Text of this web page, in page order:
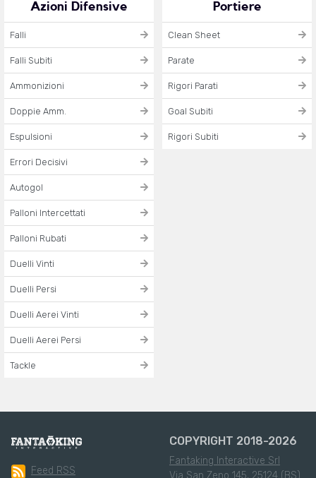
Azioni Difensive
Falli
Falli Subiti
Ammonizioni
Doppie Amm.
Espulsioni
Errori Decisivi
Autogol
Palloni Intercettati
Palloni Rubati
Duelli Vinti
Duelli Persi
Duelli Aerei Vinti
Duelli Aerei Persi
Tackle
Portiere
Clean Sheet
Parate
Rigori Parati
Goal Subiti
Rigori Subiti
Feed RSS
COPYRIGHT 2018-2026
Fantaking Interactive Srl